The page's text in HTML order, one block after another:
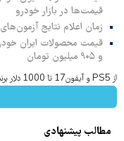
قیمت‌ها در بازار خودرو
زمان اعلام نتایج
و ۹۰۵ میلیون تومان
از PS5 و آیفون17 تا 1000 دلار برنده شو🔥 گردونه شانس بدون پوچ 💥
مطالب پیشنهادی